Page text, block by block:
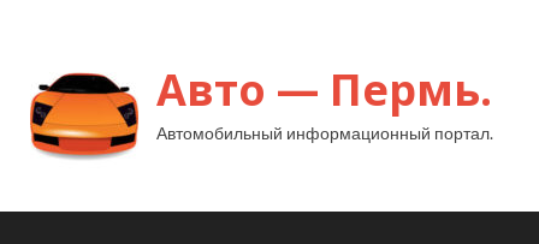
Авто — Пермь.
Автомобильный информационный портал.